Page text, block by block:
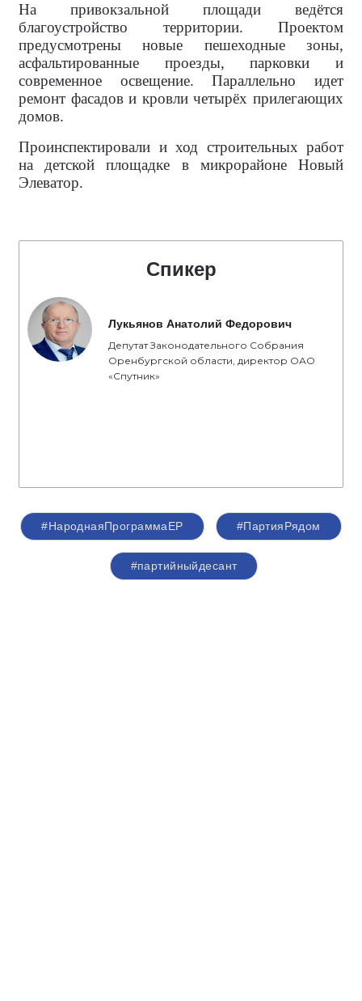
На привокзальной площади ведётся
благоустройство территории. Проектом
предусмотрены новые пешеходные зоны,
асфальтированные проезды, парковки и
современное освещение. Параллельно идет
ремонт фасадов и кровли четырёх прилегающих
домов.
Проинспектировали и ход строительных работ
на детской площадке в микрорайоне Новый
Элеватор.
Спикер
Лукьянов Анатолий Федорович
Депутат Законодательного Собрания
Оренбургской области, директор ОАО
«Спутник»
#НароднаяПрограммаЕР #ПартияРядом
#партийныйдесант